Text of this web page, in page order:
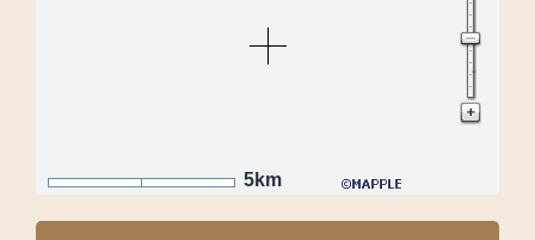
5km